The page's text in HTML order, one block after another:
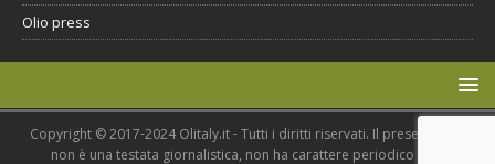
Olio press
Copyright © 2017-2024 Olitaly.it - Tutti i diritti riservati. Il presente sito
non è una testata giornalistica, non ha carattere periodico ed è